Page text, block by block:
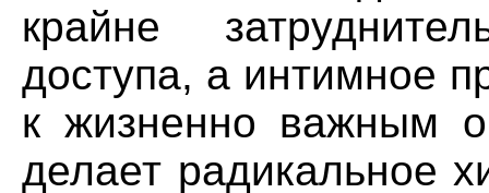
крайне
доступа, а интимное
к жизненно важным
делает радикальное